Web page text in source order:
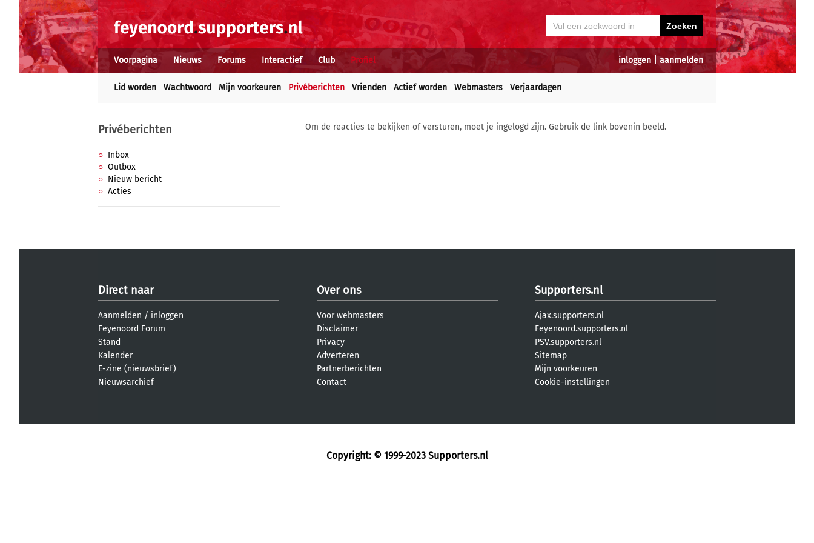
inloggen aanmelden
Voorpagina Nieuws Forums Interactief Club Profiel
Lid worden Wachtwoord Mijn voorkeuren Privéberichten Vrienden Actief worden Webmasters Verjaardagen
Privéberichten
Inbox
Outbox
Nieuw bericht
Acties
Om de reacties te bekijken of versturen, moet je ingelogd zijn. Gebruik de link bovenin beeld.
Direct naar
Aanmelden / inloggen
Feyenoord Forum
Stand
Kalender
E-zine (nieuwsbrief)
Nieuwsarchief
Over ons
Voor webmasters
Disclaimer
Privacy
Adverteren
Partnerberichten
Contact
Supporters.nl
Ajax.supporters.nl
Feyenoord.supporters.nl
PSV.supporters.nl
Sitemap
Mijn voorkeuren
Cookie-instellingen
Copyright: © 1999-2023 Supporters.nl